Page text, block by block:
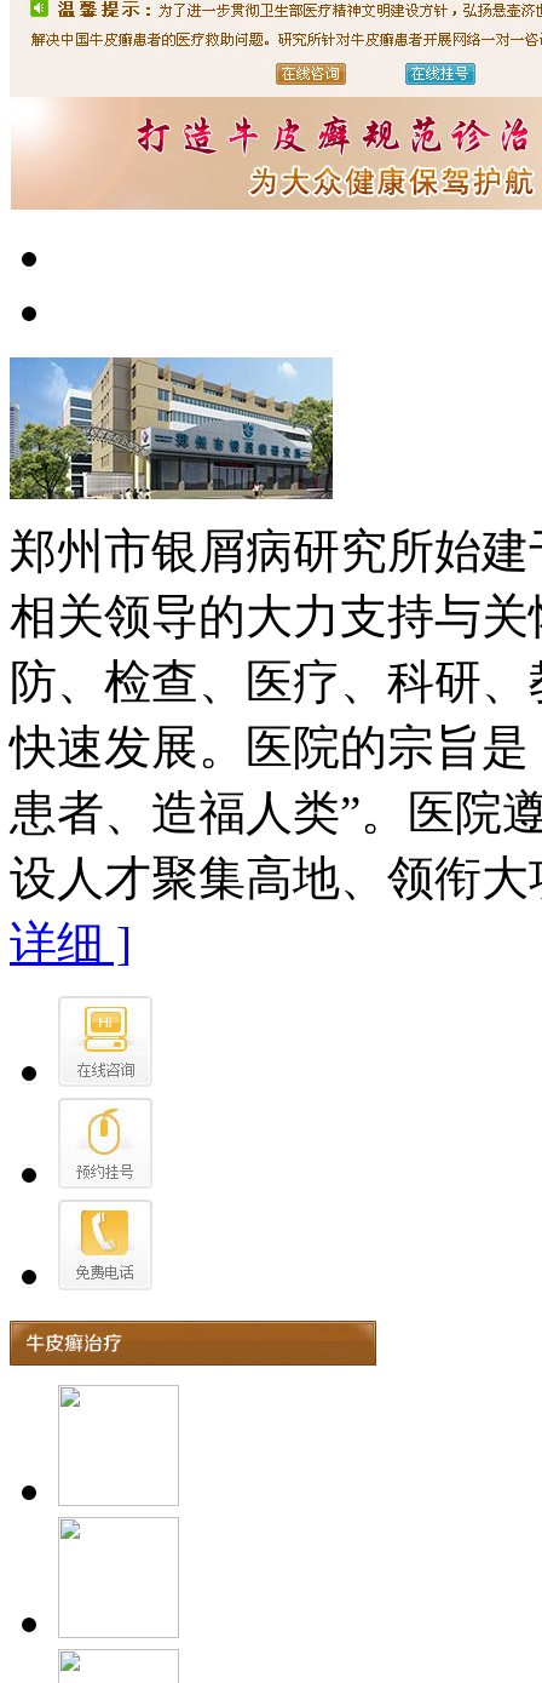
郑州市银屑病研究所始
相关领导的大力支持与
防、检查、医疗、科研
快速发展。医院的宗旨
患者、造福人类”。医院
设人才聚集高地、领衔
详细 ]